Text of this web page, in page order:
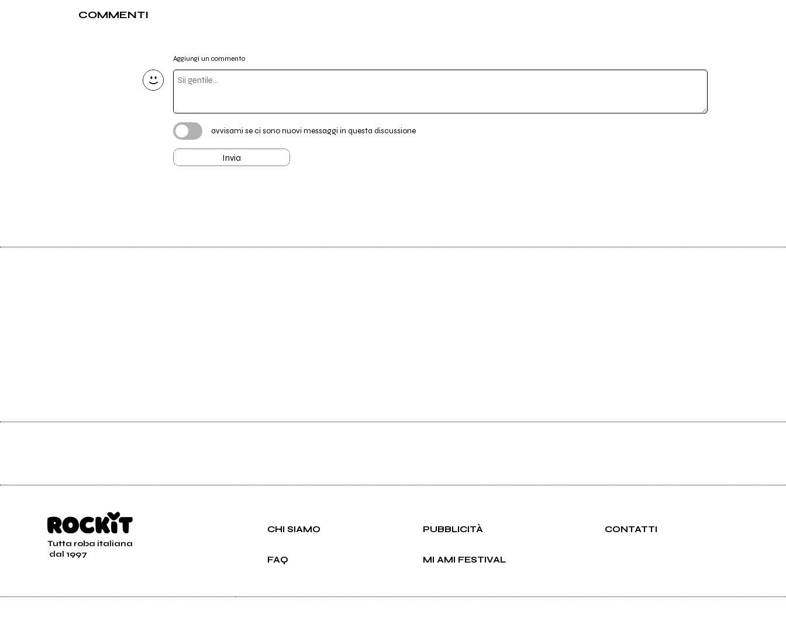
COMMENTI
Aggiungi un commento
avvisami se ci sono nuovi messaggi in questa discussione
Invia
Tutta roba italiana
dal 1997
CHI SIAMO PUBBLICITÀ CONTATTI
FAQ MI AMI FESTIVAL